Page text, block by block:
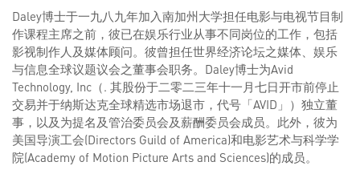
Daley博士于一九八九年加入南加州大学担任电影与电视节目制
作课程主席之前，彼已在娱乐行业从事不同岗位的工作，包括
影视制作人及媒体顾问。彼曾担任世界经济论坛之媒体、娱乐
与信息全球议题议会之董事会职务。Daley博士为Avid
Technology, Inc（. 其股份于二零二三年十一月七日开市前停止
交易并于纳斯达克全球精选市场退市，代号「AVID」）独立董
事，以及为提名及管治委员会及薪酬委员会成员。此外，彼为
美国导演工会(Directors Guild of America)和电影艺术与科学学
院(Academy of Motion Picture Arts and Sciences)的成员。